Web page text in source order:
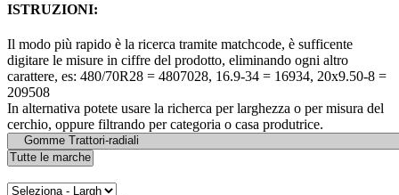
ISTRUZIONI:
Il modo più rapido è la ricerca tramite matchcode, è sufficente
digitare le misure in ciffre del prodotto, eliminando ogni altro
carattere, es: 480/70R28 = 4807028, 16.9-34 = 16934, 20x9.50-8 =
209508
In alternativa potete usare la richerca per larghezza o per misura del
cerchio, oppure filtrando per categoria o casa produtrice.